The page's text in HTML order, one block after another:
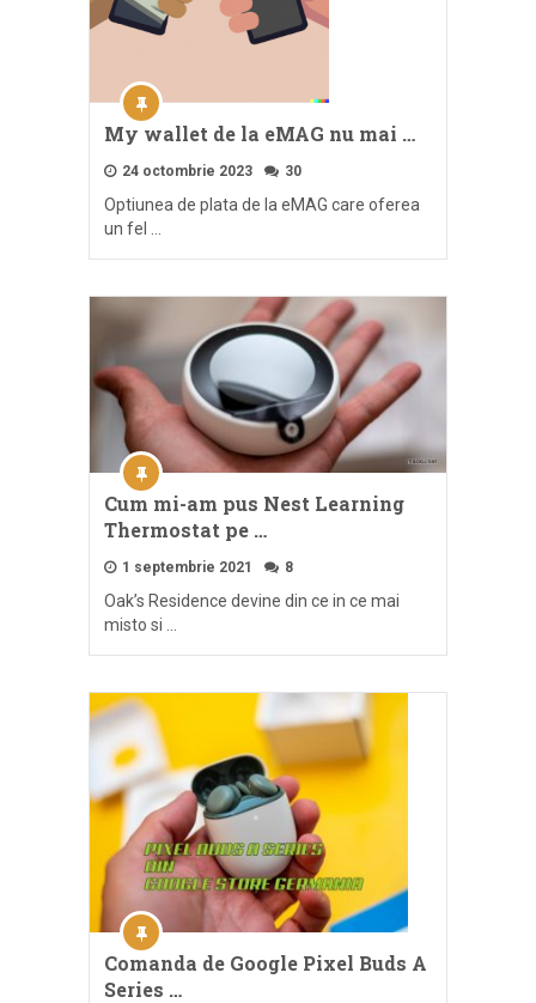
My wallet de la eMAG nu mai …
24 octombrie 2023 30
Optiunea de plata de la eMAG care oferea
un fel …
Cum mi-am pus Nest Learning
Thermostat pe …
1 septembrie 2021 8
Oak’s Residence devine din ce in ce mai
misto si …
Comanda de Google Pixel Buds A
Series …